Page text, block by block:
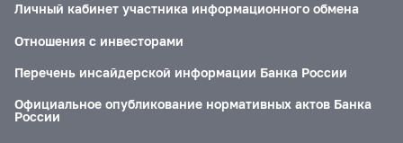
Личный кабинет участника информационного обмена
Отношения с инвесторами
Перечень инсайдерской информации Банка России
Официальное опубликование нормативных актов Банка
России